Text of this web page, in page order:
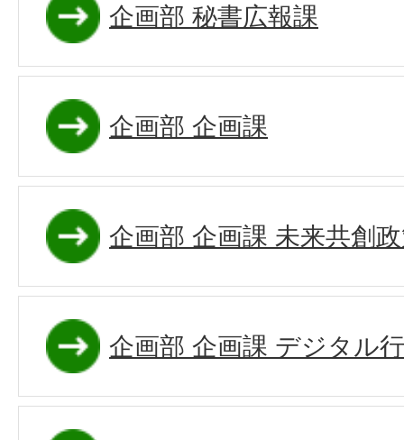
企画部 秘書広報課
企画部 企画課
企画部 企画課 未来共創
企画部 企画課 デジタル